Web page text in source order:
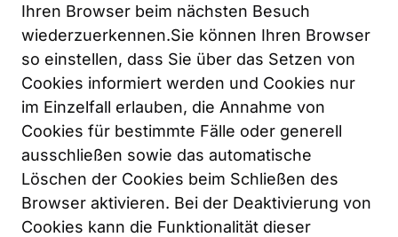
Ihren Browser beim nächsten Besuch
wiederzuerkennen.Sie können Ihren Browser
so einstellen, dass Sie über das Setzen von
Cookies informiert werden und Cookies nur
im Einzelfall erlauben, die Annahme von
Cookies für bestimmte Fälle oder generell
ausschließen sowie das automatische
Löschen der Cookies beim Schließen des
Browser aktivieren. Bei der Deaktivierung von
Cookies kann die Funktionalität dieser